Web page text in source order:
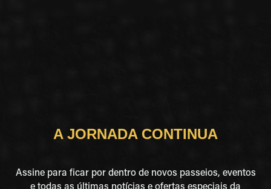
A JORNADA CONTINUA
Assine para ficar por dentro de novos passeios, eventos